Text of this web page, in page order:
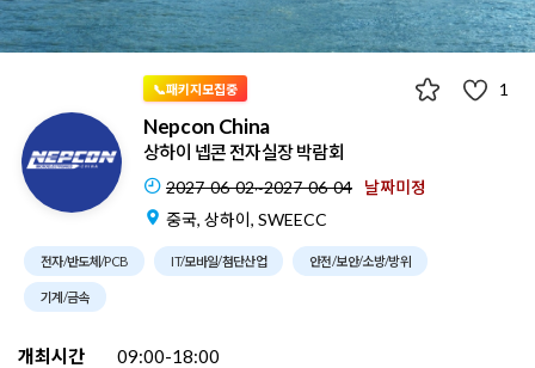
📞패키지모집중 1
Nepcon China
상하이 넵콘 전자실장 박람회
2027-06-02~2027-06-04
날짜미정
중국, 상하이, SWEECC
전자/반도체/PCB IT/모바일/첨단산업 안전/보안/소방/방위
기계/금속
개최시간
09:00-18:00